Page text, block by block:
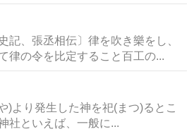
記、張丞相伝〕律を吹き樂をし、
律の令を比定すること百工の...
)より発生した神を祀(まつ)るとこ
社といえば、一般に...